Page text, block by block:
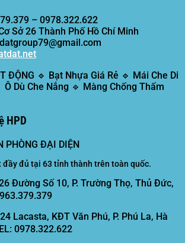
– 0978.322.622
Sở 26 Thành Phố Hồ Chí Minh
ĐỘNG 🔹 Bạt Nhựa Giá Rẻ 🔹 Mái Che Di
Dù Che Nắng 🔹 Màng Chống Thấm
HPD
PHÒNG ĐẠI DIỆN
đầy đủ tại 63 tỉnh thành trên toàn quốc.
Đường Số 10, P. Trường Thọ, Thủ Đức,
Lacasta, KĐT Văn Phú, P. Phú La, Hà
0978.322.622